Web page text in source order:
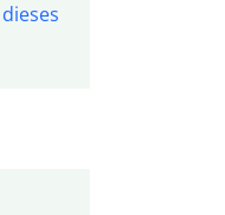
dieses